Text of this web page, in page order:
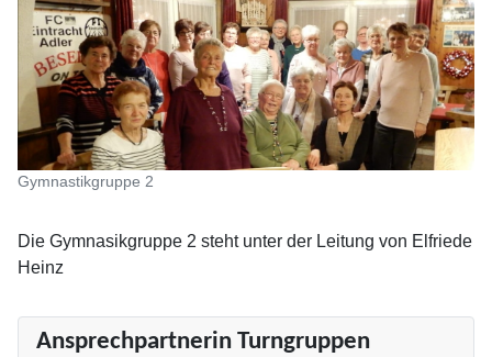
Gymnastikgruppe 2
Die Gymnasikgruppe 2 steht unter der Leitung von Elfriede
Heinz
Ansprechpartnerin Turngruppen